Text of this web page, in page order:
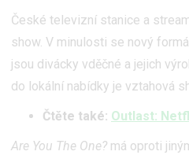
České televizní stanice a
show. V minulosti se nový
jsou divácky vděčné a jejich
do lokální nabídky je vztahová
Čtěte také: Outlast:
Are You The One? má oproti